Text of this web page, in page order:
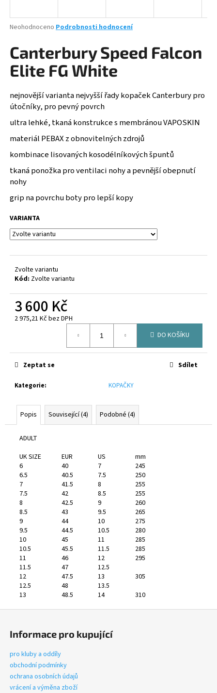
Průměrné
produktu
je
0,0
z
hvězdiček.
Neohodnoceno Podrobnosti hodnocení
Canterbury Speed Falcon
Elite FG White
nejnovější varianta nejvyšší řady kopaček Canterbury pro
útočníky, pro pevný povrch
ultra lehké, tkaná konstrukce s membránou VAPOSKIN
materiál PEBAX z obnovitelných zdrojů
kombinace lisovaných kosodélníkových špuntů
tkaná ponožka pro ventilaci nohy a pevnější obepnutí
nohy
grip na povrchu boty pro lepší kopy
VARIANTA
Zvolte variantu
Kód: Zvolte variantu
3 600 Kč
2 975,21 Kč bez DPH
DO KOŠÍKU
Kategorie: KOPAČKY
Zeptat se Sdílet
Popis Související (4) Podobné (4)
ADULT
UK SIZE
EUR US
mm
6
40 7
245
6.5
40.5 7.5
250
7
41.5 8
255
7.5
42 8.5
255
8
42.5 9
260
8.5
43 9.5
265
9
44 10
275
9.5
44.5 10.5
280
10
45 11
285
10.5
45.5 11.5
285
11
46 12
295
11.5
47
12.5
12
47.5 13
305
12.5
48
13.5
13
48.5 14 310
j
t
?
HLEDAT
D
o
p
o
r
č
u
j
CANTERBURY
CLUB
HOOPED
300
Informace pro kupující
pro kluby a oddíly
obchodní podmínky
ochrana osobních údajů
vrácení a výměna zboží